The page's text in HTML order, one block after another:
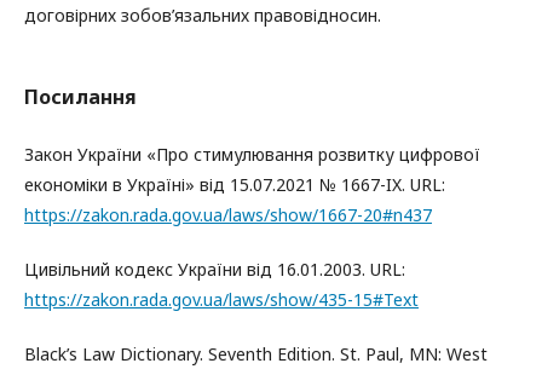
договірних зобов’язальних правовідносин.
Посилання
Закон України «Про стимулювання розвитку цифрової
економіки в Україні» від 15.07.2021 № 1667-IX. URL:
https://zakon.rada.gov.ua/laws/show/1667-20#n437
Цивільний кодекс України від 16.01.2003. URL:
https://zakon.rada.gov.ua/laws/show/435-15#Text
Black’s Law Dictionary. Seventh Edition. St. Paul, MN: West